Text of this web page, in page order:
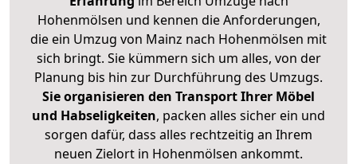
Hohenmölsen und kennen die Anforderungen,
die ein Umzug von Mainz nach Hohenmölsen mit
sich bringt. Sie kümmern sich um alles, von der
Planung bis hin zur Durchführung des Umzugs.
Sie organisieren den Transport Ihrer Möbel
und Habseligkeiten, packen alles sicher ein und
sorgen dafür, dass alles rechtzeitig an Ihrem
neuen Zielort in Hohenmölsen ankommt.